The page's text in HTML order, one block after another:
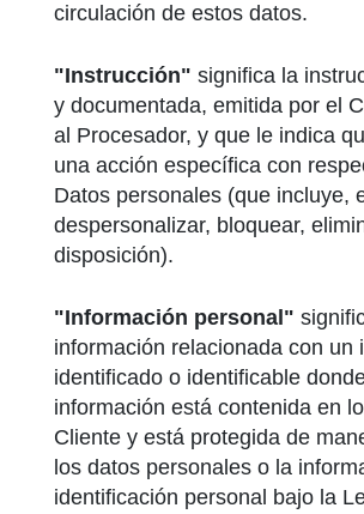
circulación de estos datos.
"Instrucción" significa la
y documentada, emitida por el
al Procesador, y que le indica
una acción específica con
Datos personales (que incluye,
despersonalizar, bloquear,
disposición).
"Información personal"
información relacionada con un
identificado o identificable
información está contenida en
Cliente y está protegida de
los datos personales o la
identificación personal bajo la